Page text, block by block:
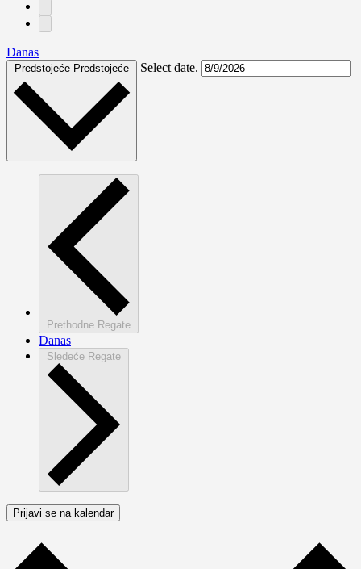
Danas
Predstojeće Predstojeće Select date.
Prethodne Regate
Danas
Sledeće Regate
Prijavi se na kalendar